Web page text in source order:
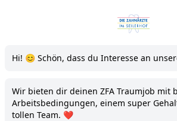
Die
Hi! 😊 Schön, dass du Interesse an
Wir bieten dir deinen ZFA Traumjob mit
Arbeitsbedingungen, einem super
tollen Team. ❤️